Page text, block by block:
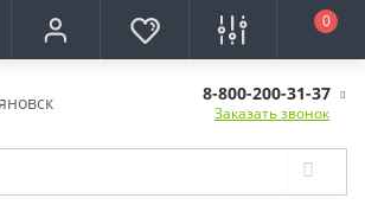
0
8-800-200-31-37
Заказать звонок